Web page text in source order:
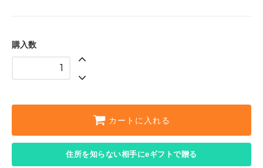
購入数
カートに入れる
住所を知らない相手にeギフトで贈る